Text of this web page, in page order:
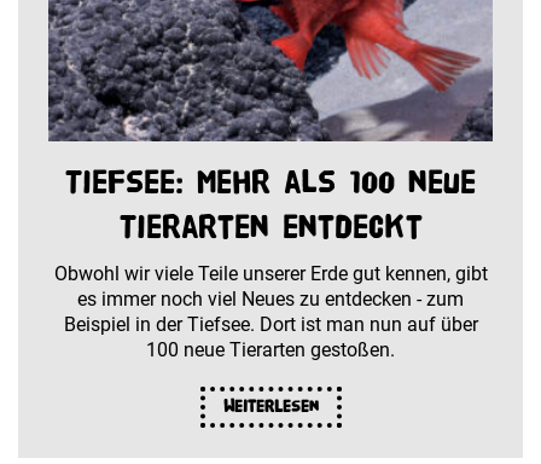
Tiefsee: Mehr als 100 neue
Tierarten entdeckt
Obwohl wir viele Teile unserer Erde gut kennen, gibt
es immer noch viel Neues zu entdecken - zum
Beispiel in der Tiefsee. Dort ist man nun auf über
100 neue Tierarten gestoßen.
Weiterlesen